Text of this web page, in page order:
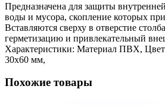
Предназначена для защиты
воды и мусора, скопление которых
Вставляются сверху в отверстие
герметизацию и привлекательный
Характеристики: Материал ПВХ,
30х60 мм,
Похожие товары